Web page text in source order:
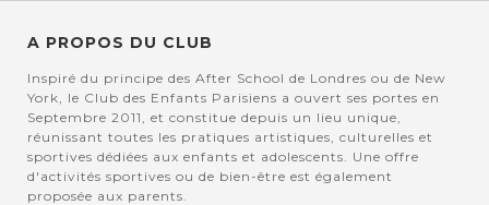
A PROPOS DU CLUB
Inspiré du principe des After School de Londres ou de New
York, le Club des Enfants Parisiens a ouvert ses portes en
Septembre 2011, et constitue depuis un lieu unique,
réunissant toutes les pratiques artistiques, culturelles et
sportives dédiées aux enfants et adolescents. Une offre
d'activités sportives ou de bien-être est également
proposée aux parents.